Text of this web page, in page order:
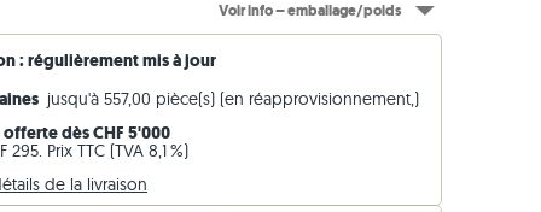
Produits de pose et d'entretien
Bordures en grès
Bordures en travertin
Bordures en pierre calcaire
Bordures en gneiss
Bordures en basalte
Plus d'infos sur notre outil de réalité
Dalles de terrasse
Horticulture
Vidéos
Voir info – emballage/poids
: régulièrement mis à jour
jusqu'à 557,00 pièce(s) (en réapprovisionnement,)
dès CHF 5'000
295. Prix TTC (TVA 8,1 %)
de la livraison